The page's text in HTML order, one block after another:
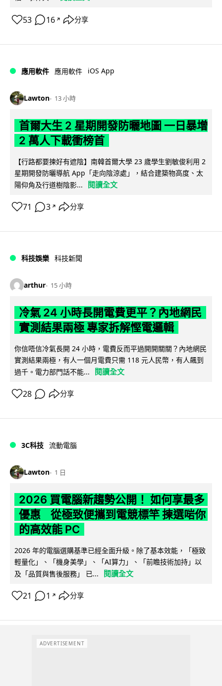
53 16 ↗ 分享
應用軟件 應用軟件 iOS App
Lawton 13 小時
首爾大生 2 星期開發防曬地圖 一日暴增
2 萬人下載衝榜首
【行路都要揀好有遮陰】南韓首爾大學 23 歲學生劉敏俊利用 2
星期開發防曬導航 App「走向陰涼處」，結合建築物高度、太
陽仰角及行道樹陰影...
閱讀全文
71 3 ↗ 分享
科技娛樂 科技新聞
arthur 15 小時
冷氣 24 小時長開電費更平？內地網民
實測結果兩極 專家拆解慳電邏輯
你信唔信冷氣長開 24 小時，電費反而平過開開關關？內地網民
實測結果兩極，有人一個月電費只需 118 元人民幣，有人飆到
過千。電力部門話不能...
閱讀全文
28 分享
3C科技 流動電腦
Lawton 1 日
2026 買電腦新趨勢公開！ 如何享最多
優惠 從極致便攜到電競標竿 揀選啱你
的高效能 PC
2026 年的電腦選購基準已經全面升級。除了基本效能，「極致
輕量化」、「機身美學」、「AI算力」、「前瞻技術加持」以
及「品質與售後服務」 已...
閱讀全文
21 1 ↗ 分享
ADVERTISEMENT